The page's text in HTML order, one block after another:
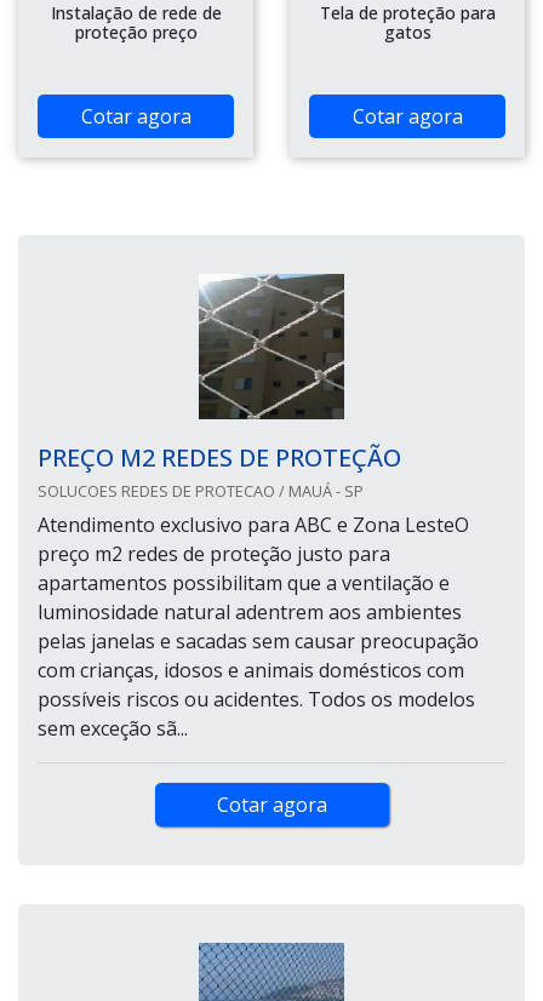
Instalação de rede de
proteção preço
Cotar agora
Tela de proteção para
gatos
Cotar agora
PREÇO M2 REDES DE PROTEÇÃO
SOLUCOES REDES DE PROTECAO / MAUÁ - SP
Atendimento exclusivo para ABC e Zona LesteO
preço m2 redes de proteção justo para
apartamentos possibilitam que a ventilação e
luminosidade natural adentrem aos ambientes
pelas janelas e sacadas sem causar preocupação
com crianças, idosos e animais domésticos com
possíveis riscos ou acidentes. Todos os modelos
sem exceção sã...
Cotar agora